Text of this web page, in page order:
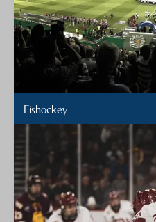
Eishockey